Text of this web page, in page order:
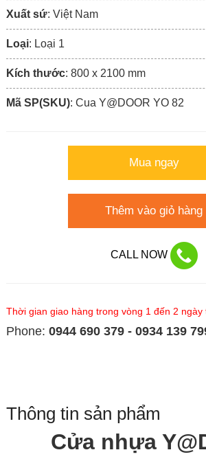
Xuất sứ: Việt Nam
Loại: Loại 1
Kích thước: 800 x 2100 mm
Mã SP(SKU): Cua Y@DOOR YO 82
Mua ngay
Thêm vào giỏ hàng
CALL NOW
Thời gian giao hàng trong vòng 1 đến 2 ngày
Phone: 0944 690 379 - 0934 139
Thông tin sản phẩm
Cửa nhựa